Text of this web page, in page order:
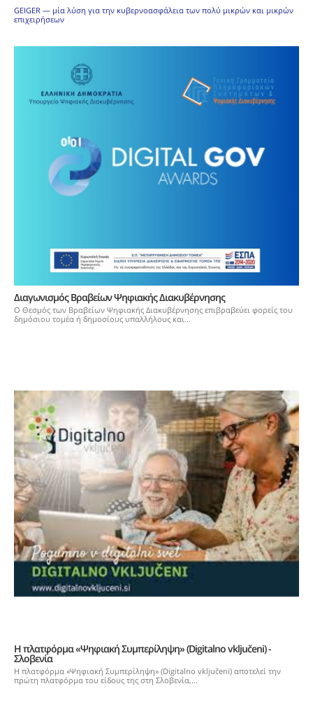
GEIGER — μία λύση για την κυβερνοασφάλεια των πολύ μικρών και μικρών
επιχειρήσεων
Διαγωνισμός Βραβείων Ψηφιακής Διακυβέρνησης
Ο Θεσμός των Βραβείων Ψηφιακής Διακυβέρνησης επιβραβεύει φορείς του
δημόσιου τομέα ή δημοσίους υπαλλήλους και...
Η πλατφόρμα «Ψηφιακή Συμπερίληψη» (Digitalno vključeni) -
Σλοβενία
Η πλατφόρμα «Ψηφιακή Συμπερίληψη» (Digitalno vključeni) αποτελεί την
πρώτη πλατφόρμα του είδους της στη Σλοβενία,...